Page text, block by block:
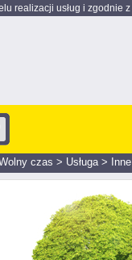
realizacji usług i zgodnie z
czas > Usługa> Inne